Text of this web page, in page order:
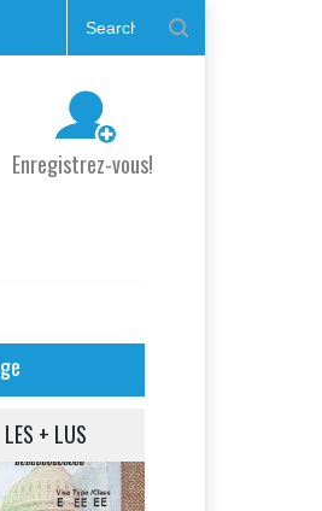
Enregistrez-vous!
LES + LUS